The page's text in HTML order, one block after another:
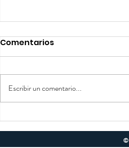
¿Cómo desarrollo el
autoestima de mis hijos?
Comentarios
Escribir un comentario...
©